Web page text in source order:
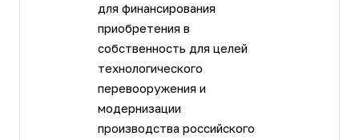
для финансирования
приобретения в
собственность для целей
технологического
перевооружения и
модернизации
производства российского